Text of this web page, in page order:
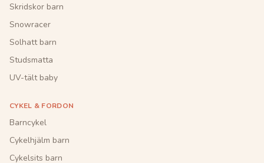
Skridskor barn
Snowracer
Solhatt barn
Studsmatta
UV-tält baby
CYKEL & FORDON
Barncykel
Cykelhjälm barn
Cykelsits barn